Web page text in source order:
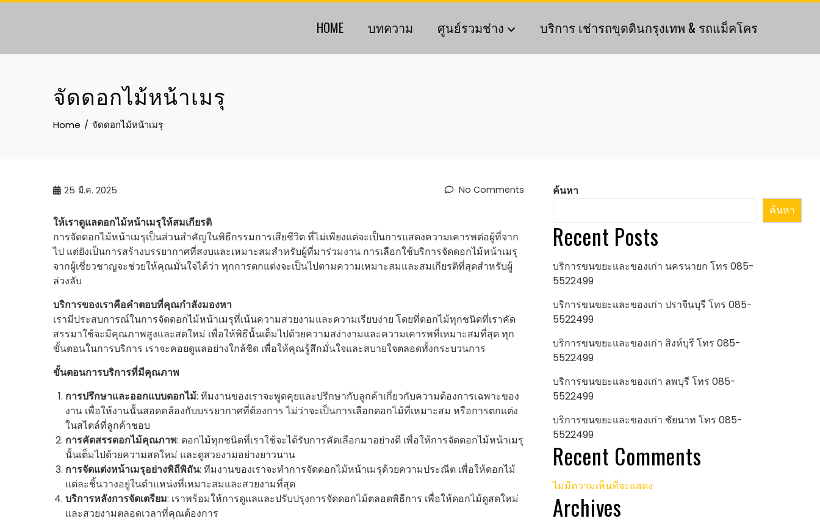
Skip
HOME บทความ ศูนย์รวมช่าง บริการ เช่ารถขุดดินกรุงเทพ & รถแม็คโคร
จัดดอกไม้หน้าเมรุ
Home จัดดอกไม้หน้าเมรุ
25 มี.ค. 2025 No Comments
ให้เราดูแลดอกไม้หน้าเมรุให้สมเกียรติ
การจัดดอกไม้หน้าเมรุเป็นส่วนสำคัญในพิธีกรรมการเสียชีวิต ที่ไม่เพียงแต่จะเป็นการแสดงความเคารพต่อผู้ที่จาก
ไป แต่ยังเป็นการสร้างบรรยากาศที่สงบและเหมาะสมสำหรับผู้ที่มาร่วมงาน การเลือกใช้บริการจัดดอกไม้หน้าเมรุ
จากผู้เชี่ยวชาญจะช่วยให้คุณมั่นใจได้ว่า ทุกการตกแต่งจะเป็นไปตามความเหมาะสมและสมเกียรติที่สุดสำหรับผู้
ล่วงลับ
บริการของเราคือคำตอบที่คุณกำลังมองหา
เรามีประสบการณ์ในการจัดดอกไม้หน้าเมรุที่เน้นความสวยงามและความเรียบง่าย โดยที่ดอกไม้ทุกชนิดที่เราคัด
สรรมาใช้จะมีคุณภาพสูงและสดใหม่ เพื่อให้พิธีนั้นเต็มไปด้วยความสง่างามและความเคารพที่เหมาะสมที่สุด ทุก
ขั้นตอนในการบริการ เราจะคอยดูแลอย่างใกล้ชิด เพื่อให้คุณรู้สึกมั่นใจและสบายใจตลอดทั้งกระบวนการ
ขั้นตอนการบริการที่มีคุณภาพ
การปรึกษาและออกแบบดอกไม้: ทีมงานของเราจะพูดคุยและปรึกษากับลูกค้าเกี่ยวกับความต้องการเฉพาะของ
งาน เพื่อให้งานนั้นสอดคล้องกับบรรยากาศที่ต้องการ ไม่ว่าจะเป็นการเลือกดอกไม้ที่เหมาะสม หรือการตกแต่ง
ในสไตล์ที่ลูกค้าชอบ
การคัดสรรดอกไม้คุณภาพ: ดอกไม้ทุกชนิดที่เราใช้จะได้รับการคัดเลือกมาอย่างดี เพื่อให้การจัดดอกไม้หน้าเมรุ
นั้นเต็มไปด้วยความสดใหม่ และดูสวยงามอย่างยาวนาน
การจัดแต่งหน้าเมรุอย่างพิถีพิถัน: ทีมงานของเราจะทำการจัดดอกไม้หน้าเมรุด้วยความประณีต เพื่อให้ดอกไม้
แต่ละชิ้นวางอยู่ในตำแหน่งที่เหมาะสมและสวยงามที่สุด
บริการหลังการจัดเตรียม: เราพร้อมให้การดูแลและปรับปรุงการจัดดอกไม้ตลอดพิธีการ เพื่อให้ดอกไม้ดูสดใหม่
และสวยงามตลอดเวลาที่คุณต้องการ
ค้นหา
ค้นหา
Recent Posts
บริการขนขยะและของเก่า นครนายก โทร 085-
5522499
บริการขนขยะและของเก่า ปราจีนบุรี โทร 085-
5522499
บริการขนขยะและของเก่า สิงห์บุรี โทร 085-
5522499
บริการขนขยะและของเก่า ลพบุรี โทร 085-
5522499
บริการขนขยะและของเก่า ชัยนาท โทร 085-
5522499
Recent Comments
ไม่มีความเห็นที่จะแสดง
Archives